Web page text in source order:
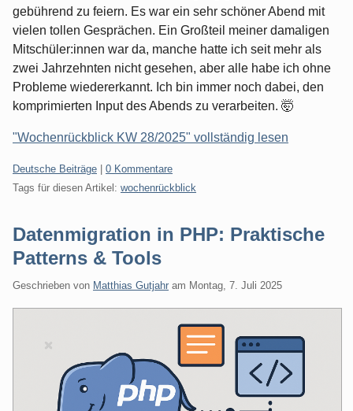
gebührend zu feiern. Es war ein sehr schöner Abend mit
vielen tollen Gesprächen. Ein Großteil meiner damaligen
Mitschüler:innen war da, manche hatte ich seit mehr als
zwei Jahrzehnten nicht gesehen, aber alle habe ich ohne
Probleme wiedererkannt. Ich bin immer noch dabei, den
komprimierten Input des Abends zu verarbeiten. 🤯
"Wochenrückblick KW 28/2025" vollständig lesen
Kategorien:
Deutsche Beiträge
0 Kommentare
Tags für diesen Artikel: wochenrückblick
Datenmigration in PHP: Praktische
Patterns & Tools
Geschrieben von Matthias Gutjahr am Montag, 7. Juli 2025